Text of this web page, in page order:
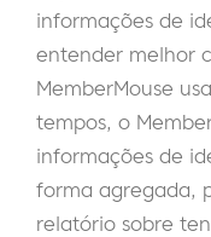
informações de
entender melhor
MemberMouse
tempos, o
informações de
forma agregada,
relatório sobre